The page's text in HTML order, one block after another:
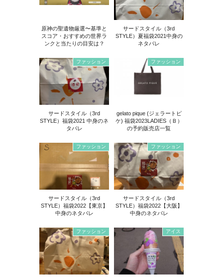
原神の聖遺物厳選〜基準と
スコア・おすすめの世界ラ
ンクと当たりの目安は？
サードスタイル（3rd
STYLE）夏福袋2021中身の
ネタバレ
ファッション
サードスタイル（3rd
STYLE）福袋2021 中身のネ
タバレ
ファッション
gelato pique (ジェラートピ
ケ) 福袋2023LADIES（Ｂ）
の予約販売店一覧
ファッション
サードスタイル（3rd
STYLE）福袋2022【東京】
中身のネタバレ
ファッション
サードスタイル（3rd
STYLE）福袋2022【大阪】
中身のネタバレ
ファッション アイス